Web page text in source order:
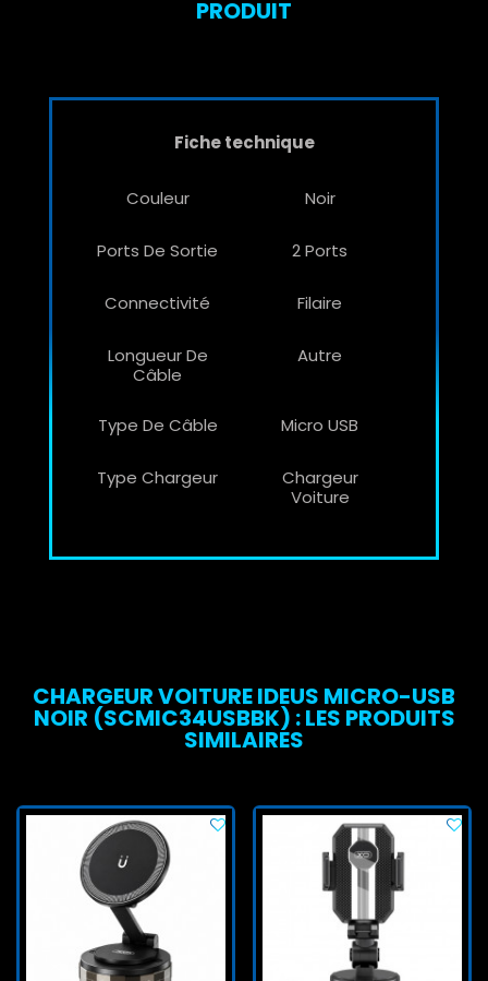
PRODUIT
Fiche technique
Couleur Noir
Ports De Sortie 2 Ports
Connectivité Filaire
Longueur De
Câble
Autre
Type De Câble Micro USB
Type Chargeur
Chargeur
Voiture
CHARGEUR VOITURE IDEUS MICRO-USB
NOIR (SCMIC34USBBK) : LES PRODUITS
SIMILAIRES